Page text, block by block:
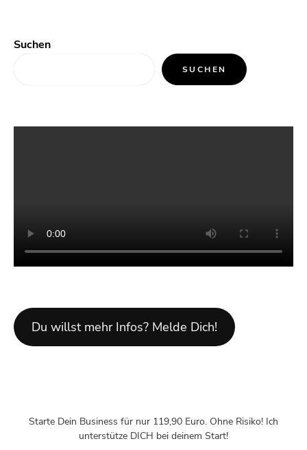
Suchen
SUCHEN
Du willst mehr Infos? Melde Dich!
Starte Dein Business für nur 119,90 Euro. Ohne Risiko! Ich
unterstütze DICH bei deinem Start!